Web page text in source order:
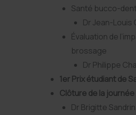
Santé bucco-
Dr Jean-Louis
Évaluation de
brossage
Dr Philippe
1er Prix étudiant de
Clôture de la journée
Dr Brigitte